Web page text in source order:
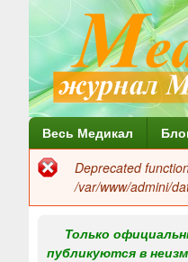
Г
л
н
Весь Медикал
Сообщение
об
ошибке
Deprecated
/var/www/admini/
Только
публикуются в